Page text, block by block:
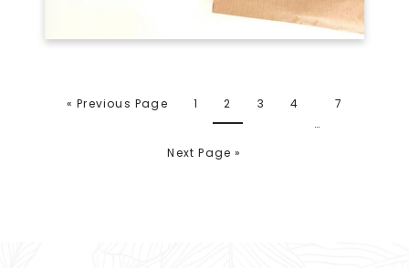
« Previous Page 1 2 3
4
…
7
Next Page »